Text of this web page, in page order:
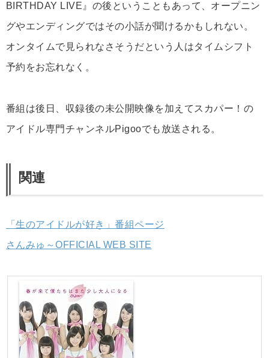
BIRTHDAY LIVE』の後ということもあって、オープニン
グやエンディングではその小話が聞けるかもしれない。
オンタイムで見られなさそうだという人はタイムシフト
予約をお忘れなく。
番組は後日、収録後の未公開映像を加えてスカパー！の
アイドル専門チャンネルPigooでも放送される。
関連
「生のアイドルが好き」番組ページ
さんみゅ～OFFICIAL WEB SITE